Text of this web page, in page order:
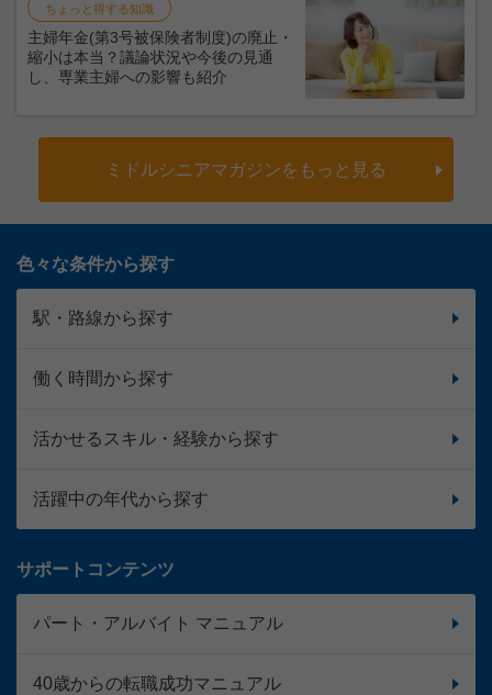
ちょっと得する知識
主婦年金(第3号被保険者制度)の廃止・
縮小は本当？議論状況や今後の見通
し、専業主婦への影響も紹介
ミドルシニアマガジンをもっと見る
色々な条件から探す
駅・路線から探す
働く時間から探す
活かせるスキル・経験から探す
活躍中の年代から探す
サポートコンテンツ
パート・アルバイト マニュアル
40歳からの転職成功マニュアル